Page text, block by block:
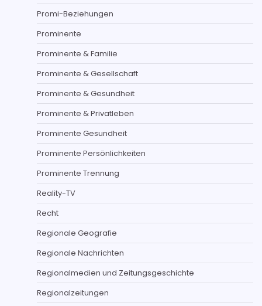
Promi-Beziehungen
Prominente
Prominente & Familie
Prominente & Gesellschaft
Prominente & Gesundheit
Prominente & Privatleben
Prominente Gesundheit
Prominente Persönlichkeiten
Prominente Trennung
Reality-TV
Recht
Regionale Geografie
Regionale Nachrichten
Regionalmedien und Zeitungsgeschichte
Regionalzeitungen